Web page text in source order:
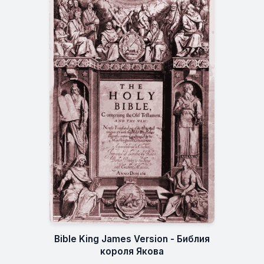
Bible King James Version - Библия
короля Якова